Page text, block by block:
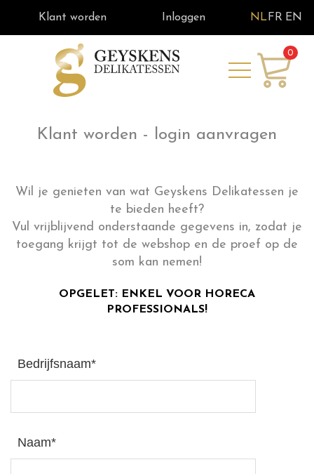
Klant worden Inloggen NL FR EN
0
Klant worden - login aanvragen
Wil je genieten van wat Geyskens Delikatessen je
te bieden heeft?
Vul vrijblijvend onderstaande gegevens in, zodat je
toegang krijgt tot de webshop en de proef op de
som kan nemen!
OPGELET: ENKEL VOOR HORECA
PROFESSIONALS!
Bedrijfsnaam*
Naam*